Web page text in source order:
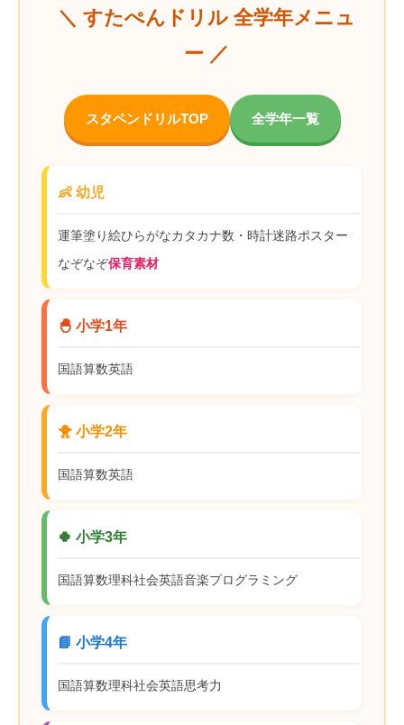
＼ すたぺんドリル 全学年メニュ
ー ／
スタペンドリルTOP 全学年一覧
👶 幼児
運筆塗り絵ひらがなカタカナ数・時計迷路ポスター
なぞなぞ保育素材
🐣 小学1年
国語算数英語
🐥 小学2年
国語算数英語
🍀 小学3年
国語算数理科社会英語音楽プログラミング
📘 小学4年
国語算数理科社会英語思考力